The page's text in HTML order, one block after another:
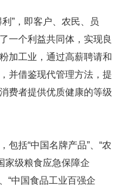
”，即客户、农民、员
一个利益共同体，实现良
加工业，通过高薪聘请和
并借鉴现代管理方法，提
费者提供优质健康的等级
包括“中国名牌产品”、“农
家级粮食应急保障企
“中国食品工业百强企